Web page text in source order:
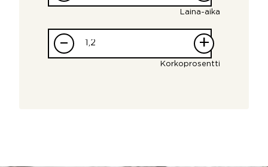
Laina-aika
– +
Korkoprosentti